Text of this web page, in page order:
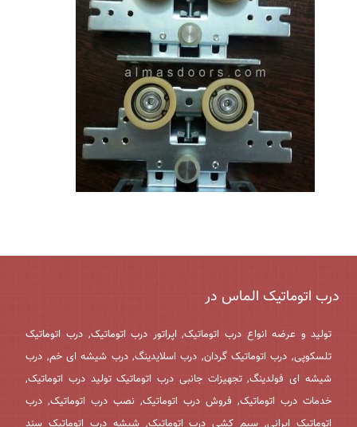
درب اتوماتیک الماس در
تولید و عرضه انواع درب اتوماتیک, اپراتور درب اتوماتیک, درب اتوماتیک
تلسکوپی, درب اتوماتیک گردان, درب اسلایدینگ, درب شیشه ای خم, درب
شیشه ای فولدینگ, تجهیزات جانبی درب اتوماتیک تولید درب اتوماتیک,
خدمات درب اتوماتیک, فروش درب اتوماتیک, نصب درب اتوماتیک, درب
اتوماتیک ایرانی, سیم کشی درب اتوماتیک, شیشه درب اتوماتیک سند